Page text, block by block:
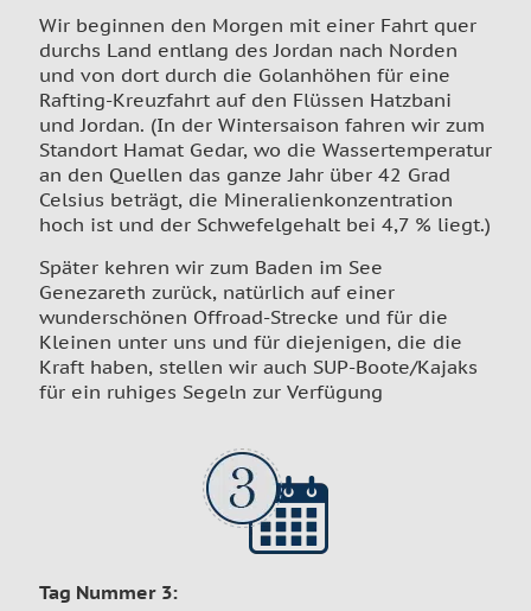
Wir beginnen den Morgen mit einer Fahrt quer
durchs Land entlang des Jordan nach Norden
und von dort durch die Golanhöhen für eine
Rafting-Kreuzfahrt auf den Flüssen Hatzbani
und Jordan. (In der Wintersaison fahren wir zum
Standort Hamat Gedar, wo die Wassertemperatur
an den Quellen das ganze Jahr über 42 Grad
Celsius beträgt, die Mineralienkonzentration
hoch ist und der Schwefelgehalt bei 4,7 % liegt.)
Später kehren wir zum Baden im See
Genezareth zurück, natürlich auf einer
wunderschönen Offroad-Strecke und für die
Kleinen unter uns und für diejenigen, die die
Kraft haben, stellen wir auch SUP-Boote/Kajaks
für ein ruhiges Segeln zur Verfügung
Tag Nummer 3: